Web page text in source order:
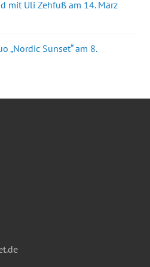
mit Uli Zehfuß am 14. März
„Nordic Sunset“ am 8.